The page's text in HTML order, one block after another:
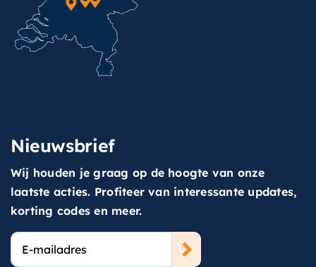
Nieuwsbrief
Wij houden je graag op de hoogte van onze
laatste acties. Profiteer van interessante updates,
korting codes en meer.
E-
mailadres